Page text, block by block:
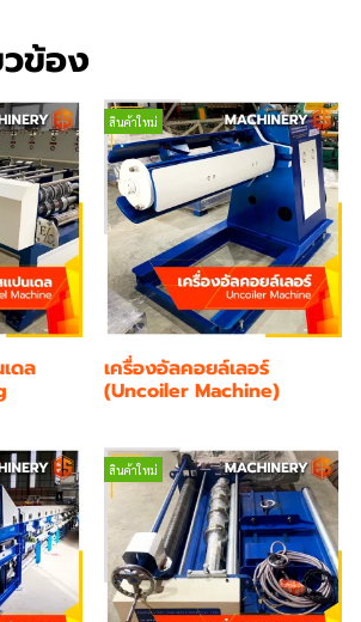
ข้อง
ดล
สินค้าใหม่
เครื่องอัลคอยล์เลอร์
(Uncoiler Machine)
สินค้าใหม่